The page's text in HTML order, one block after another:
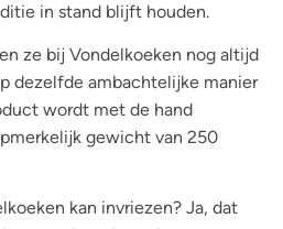
in stand blijft houden.
ze bij Vondelkoeken nog altijd
dezelfde ambachtelijke manier
wordt met de hand
gewicht van 250
kan invriezen? Ja, dat